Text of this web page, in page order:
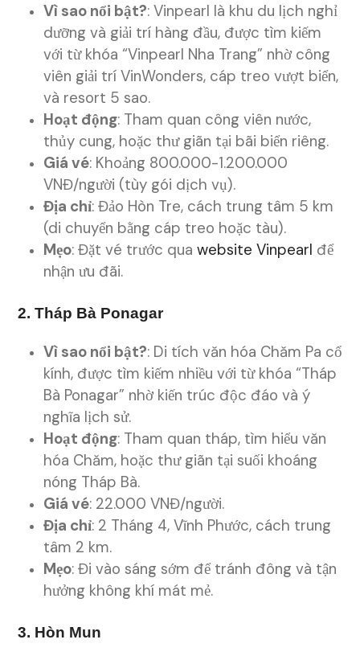
Vì sao nổi bật?: Vinpearl là khu du lịch nghỉ
dưỡng và giải trí hàng đầu, được tìm kiếm
với từ khóa “Vinpearl Nha Trang” nhờ công
viên giải trí VinWonders, cáp treo vượt biển,
và resort 5 sao.
Hoạt động: Tham quan công viên nước,
thủy cung, hoặc thư giãn tại bãi biển riêng.
Giá vé: Khoảng 800.000-1.200.000
VNĐ/người (tùy gói dịch vụ).
Địa chỉ: Đảo Hòn Tre, cách trung tâm 5 km
(di chuyển bằng cáp treo hoặc tàu).
Mẹo: Đặt vé trước qua website Vinpearl để
nhận ưu đãi.
2. Tháp Bà Ponagar
Vì sao nổi bật?: Di tích văn hóa Chăm Pa cổ
kính, được tìm kiếm nhiều với từ khóa “Tháp
Bà Ponagar” nhờ kiến trúc độc đáo và ý
nghĩa lịch sử.
Hoạt động: Tham quan tháp, tìm hiểu văn
hóa Chăm, hoặc thư giãn tại suối khoáng
nóng Tháp Bà.
Giá vé: 22.000 VNĐ/người.
Địa chỉ: 2 Tháng 4, Vĩnh Phước, cách trung
tâm 2 km.
Mẹo: Đi vào sáng sớm để tránh đông và tận
hưởng không khí mát mẻ.
3. Hòn Mun